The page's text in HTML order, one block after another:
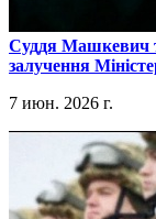
​Суддя Машкевич
залучення
7 июн. 2026 г.